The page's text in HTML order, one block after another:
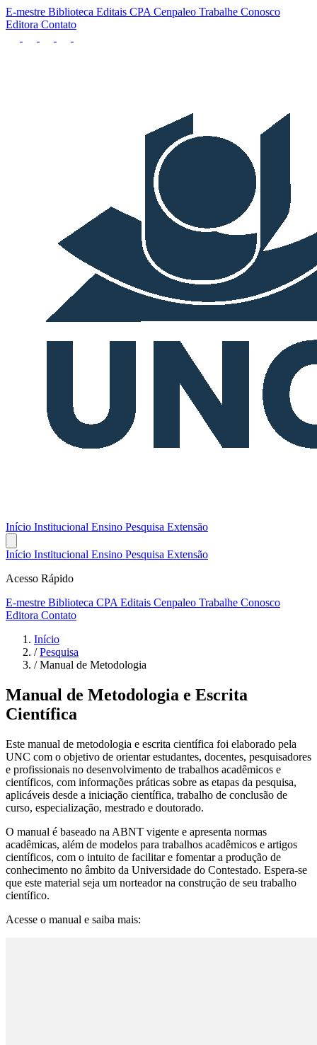
E-mestre Biblioteca Editais CPA Cenpaleo Trabalhe Conosco
Editora Contato
Início Institucional Ensino Pesquisa Extensão
Início Institucional Ensino Pesquisa Extensão
Acesso Rápido
E-mestre Biblioteca CPA Editais Cenpaleo Trabalhe Conosco
Editora Contato
Início
/ Pesquisa
/ Manual de Metodologia
Manual de Metodologia e Escrita
Científica
Este manual de metodologia e escrita científica foi elaborado pela
UNC com o objetivo de orientar estudantes, docentes, pesquisadores
e profissionais no desenvolvimento de trabalhos acadêmicos e
científicos, com informações práticas sobre as etapas da pesquisa,
aplicáveis desde a iniciação científica, trabalho de conclusão de
curso, especialização, mestrado e doutorado.
O manual é baseado na ABNT vigente e apresenta normas
acadêmicas, além de modelos para trabalhos acadêmicos e artigos
científicos, com o intuito de facilitar e fomentar a produção de
conhecimento no âmbito da Universidade do Contestado. Espera-se
que este material seja um norteador na construção de seu trabalho
científico.
Acesse o manual e saiba mais: